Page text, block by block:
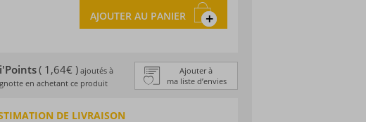
AJOUTER AU PANIER
Ajouter à
ma liste d’envies
( 1,64€ )ajoutés à
en achetant ce produit
DE LIVRAISON